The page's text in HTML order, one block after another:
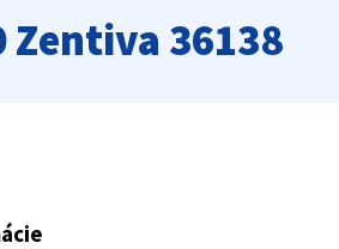
Zentiva 36138